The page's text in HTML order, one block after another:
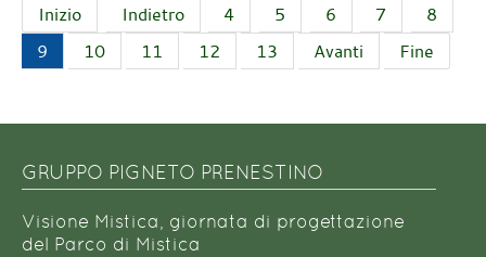
Inizio Indietro 4 5 6 7
8
9
10 11 12 13 Avanti Fine
GRUPPO PIGNETO PRENESTINO
Visione Mistica, giornata di progettazione
del Parco di Mistica